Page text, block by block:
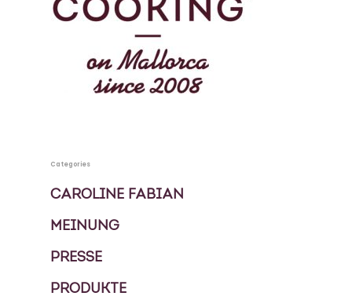
Categories
CAROLINE FABIAN
MEINUNG
PRESSE
PRODUKTE